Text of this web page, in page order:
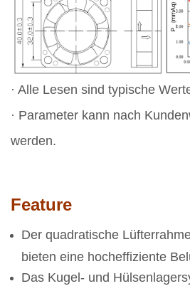
· Alle Lesen sind typische
· Parameter kann nach
werden.
Feature
Der quadratische
bieten eine hocheffiziente
Das Kugel- und